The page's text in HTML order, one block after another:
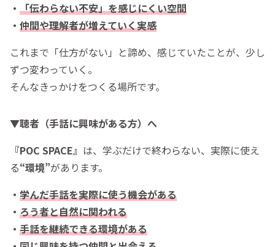
・ 「伝わらない不安」を感じにくい空間
・ 仲間や理解者が増えていく実感
これまで「仕方がない」と諦め、感じていたことが、少し
ずつ変わっていく。
そんなきっかけをつくる場所です。
▼聴者（手話に興味がある方）へ
『POC SPACE』 は、学ぶだけで終わらない、実際に使え
る“環境”があります。
・ 学んだ手話を実際に使う機会がある
・ ろう者と自然に関われる
・ 手話を継続できる環境がある